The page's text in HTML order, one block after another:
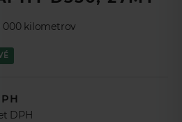
000 kilometrov
DPH
Pomocou Leasingového asistenta TL
ponuku na mieru a v prípade